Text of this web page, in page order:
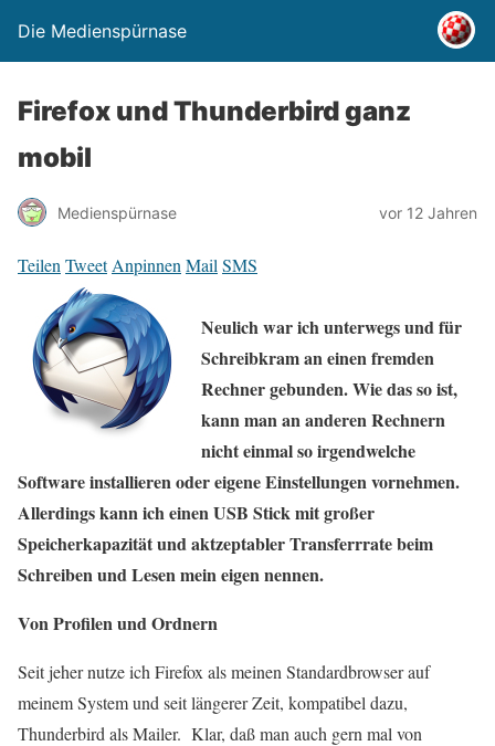
Die Medienspürnase
Firefox und Thunderbird ganz
mobil
Medienspürnase vor 12 Jahren
Teilen Tweet Anpinnen Mail SMS
Neulich war ich unterwegs und für
Schreibkram an einen fremden
Rechner gebunden. Wie das so ist,
kann man an anderen Rechnern
nicht einmal so irgendwelche
Software installieren oder eigene Einstellungen vornehmen.
Allerdings kann ich einen USB Stick mit großer
Speicherkapazität und aktzeptabler Transferrrate beim
Schreiben und Lesen mein eigen nennen.
Von Profilen und Ordnern
Seit jeher nutze ich Firefox als meinen Standardbrowser auf
meinem System und seit längerer Zeit, kompatibel dazu,
Thunderbird als Mailer. Klar, daß man auch gern mal von